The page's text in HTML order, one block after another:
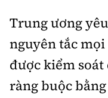
Thông tin tòa
Trung ương
nguyên tắc
được kiểm soát
ràng buộc